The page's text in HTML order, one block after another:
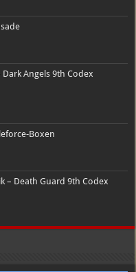
Angels 9th Codex
Boxen
– Death Guard 9th Codex